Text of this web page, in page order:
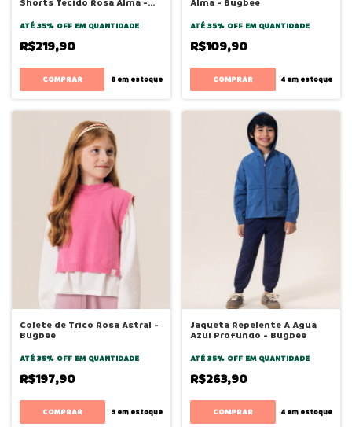
Shorts Tecido Rosa Alma -
ATÉ 35% OFF EM QUANTIDADE
R$219,90
COMPRAR 8em estoque
Alma - Bugbee
ATÉ 35% OFF EM QUANTIDADE
R$109,90
COMPRAR 4 em estoque
Colete de Trico Rosa Astral -
Bugbee
ATÉ 35% OFF EM QUANTIDADE
R$197,90
COMPRAR 3em estoque
Jaqueta Repelente A Agua
Azul Profundo - Bugbee
ATÉ 35% OFF EM QUANTIDADE
R$263,90
COMPRAR 4 em estoque